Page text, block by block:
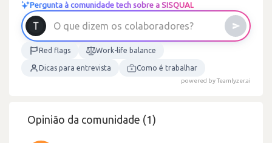
Pergunta à comunidade tech sobre a SISQUAL
O que d izem os colaborad ores?
Red flags Work-life balance
Dicas para entrevista Como é trabalhar
powered by Teamlyzer.ai
Opinião da comunidade (1)